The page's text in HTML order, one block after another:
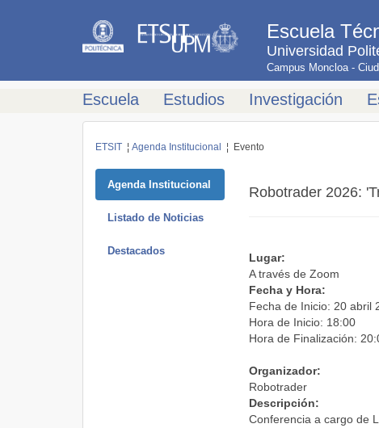
Escuela
Universidad
Campus Moncloa -
Escuela Estudios Investigación
ETSIT ¦ Agenda Institucional ¦ Evento
Agenda Institucional
Listado de Noticias
Destacados
Robotrader 2026:
Lugar:
A través de Zoom
Fecha y Hora:
Fecha de Inicio: 20 abril
Hora de Inicio: 18:00
Hora de Finalización:
Organizador:
Robotrader
Descripción:
Conferencia a cargo de